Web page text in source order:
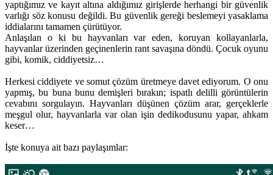
yaptığımız ve kayıt altına aldığımız girişlerde herhangi bir güvenlik
varlığı söz konusu değildi. Bu güvenlik gereği beslemeyi yasaklama
iddialarını tamamen çürütüyor.
Anlaşılan o ki bu hayvanları var eden, koruyan kollayanlarla,
hayvanlar üzerinden geçinenlerin rant savaşına döndü. Çocuk oyunu
gibi, komik, ciddiyetsiz…
Herkesi ciddiyete ve somut çözüm üretmeye davet ediyorum. O onu
yapmış, bu buna bunu demişleri bırakın; ispatlı delilli görüntülerin
cevabını sorgulayın. Hayvanları düşünen çözüm arar, gerçeklerle
meşgul olur, hayvanlarla var olan işin dedikodusunu yapar, ahkam
keser…
İşte konuya ait bazı paylaşımlar: